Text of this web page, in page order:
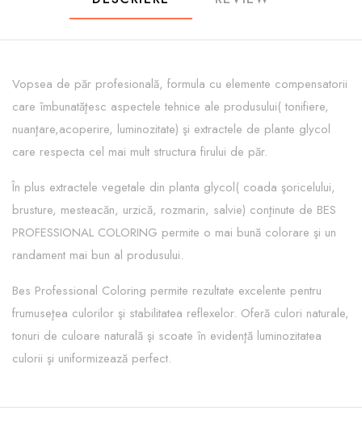
Vopsea de păr profesională, formula cu elemente compensatorii
care îmbunatăţesc aspectele tehnice ale produsului( tonifiere,
nuanţare,acoperire, luminozitate) şi extractele de plante glycol
care respecta cel mai mult structura firului de păr.
În plus extractele vegetale din planta glycol( coada şoricelului,
brusture, mesteacăn, urzică, rozmarin, salvie) conţinute de BES
PROFESSIONAL COLORING permite o mai bună colorare şi un
randament mai bun al produsului.
Bes Professional Coloring permite rezultate excelente pentru
frumuseţea culorilor şi stabilitatea reflexelor. Oferă culori naturale,
tonuri de culoare naturală şi scoate în evidenţă luminozitatea
culorii şi uniformizează perfect.